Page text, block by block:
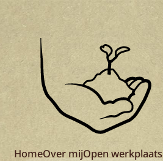
naar
HomeOver mijOpen werkplaats